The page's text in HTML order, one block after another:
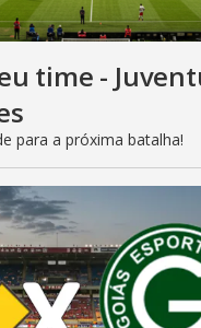
time -
para a próxima batalha!